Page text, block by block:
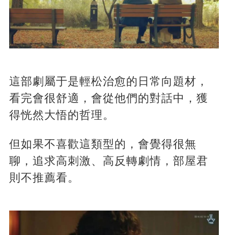
這部劇屬于是輕松治愈的日常向題材，
看完會很舒適，會從他們的對話中，獲
得恍然大悟的哲理。
但如果不喜歡這類型的，會覺得很無
聊，追求高刺激、高反轉劇情，部屋君
則不推薦看。